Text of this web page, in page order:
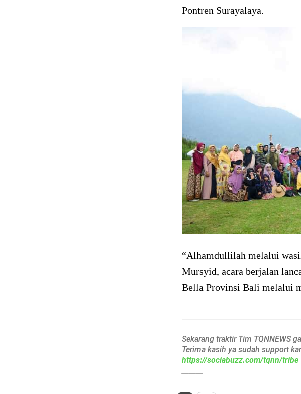
Pontren Surayalaya.
“Alhamdullilah melalui
Mursyid, acara berjalan
Bella Provinsi Bali melalui
Sekarang traktir Tim TQNNEWS
Terima kasih ya sudah support
https://sociabuzz.com/tqnn/tribe